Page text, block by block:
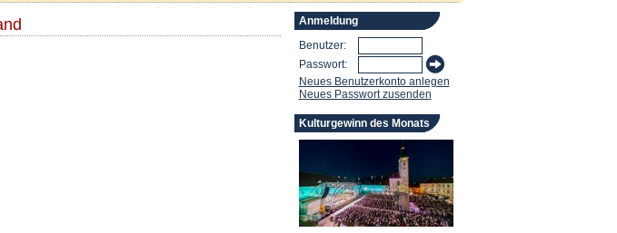
Anmeldung
Benutzer:
Passwort:
Neues Benutzerkonto anlegen
Neues Passwort zusenden
Kulturgewinn des Monats